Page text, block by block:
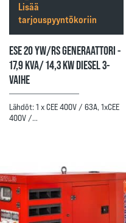
ESE 20 YW/RS GENERAATTORI -
17,9 KVA/ 14,3 KW DIESEL 3-
VAIHE
Lähdöt: 1 x CEE 400V / 63A, 1xCEE
400V /…
Lisää
tarjouspyyntökoriin